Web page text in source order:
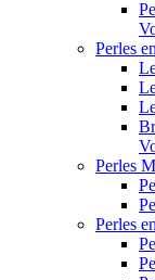
Perles
Perles
Perles